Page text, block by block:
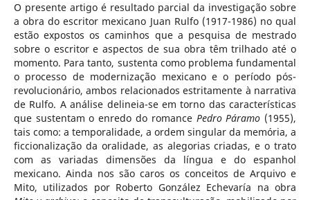
O presente artigo é resultado parcial da investigação sobre
a obra do escritor mexicano Juan Rulfo (1917-1986) no qual
estão expostos os caminhos que a pesquisa de mestrado
sobre o escritor e aspectos de sua obra têm trilhado até o
momento. Para tanto, sustenta como problema fundamental
o processo de modernização mexicano e o período pós-
revolucionário, ambos relacionados estritamente à narrativa
de Rulfo. A análise delineia-se em torno das características
que sustentam o enredo do romance Pedro Páramo (1955),
tais como: a temporalidade, a ordem singular da memória, a
ficcionalização da oralidade, as alegorias criadas, e o trato
com as variadas dimensões da língua e do espanhol
mexicano. Ainda nos são caros os conceitos de Arquivo e
Mito, utilizados por Roberto González Echevaría na obra